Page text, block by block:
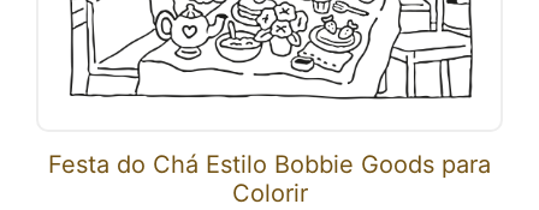
Festa do Chá Estilo Bobbie Goods para
Colorir